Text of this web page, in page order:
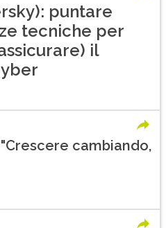
puntare
tecniche per
il
cambiando,